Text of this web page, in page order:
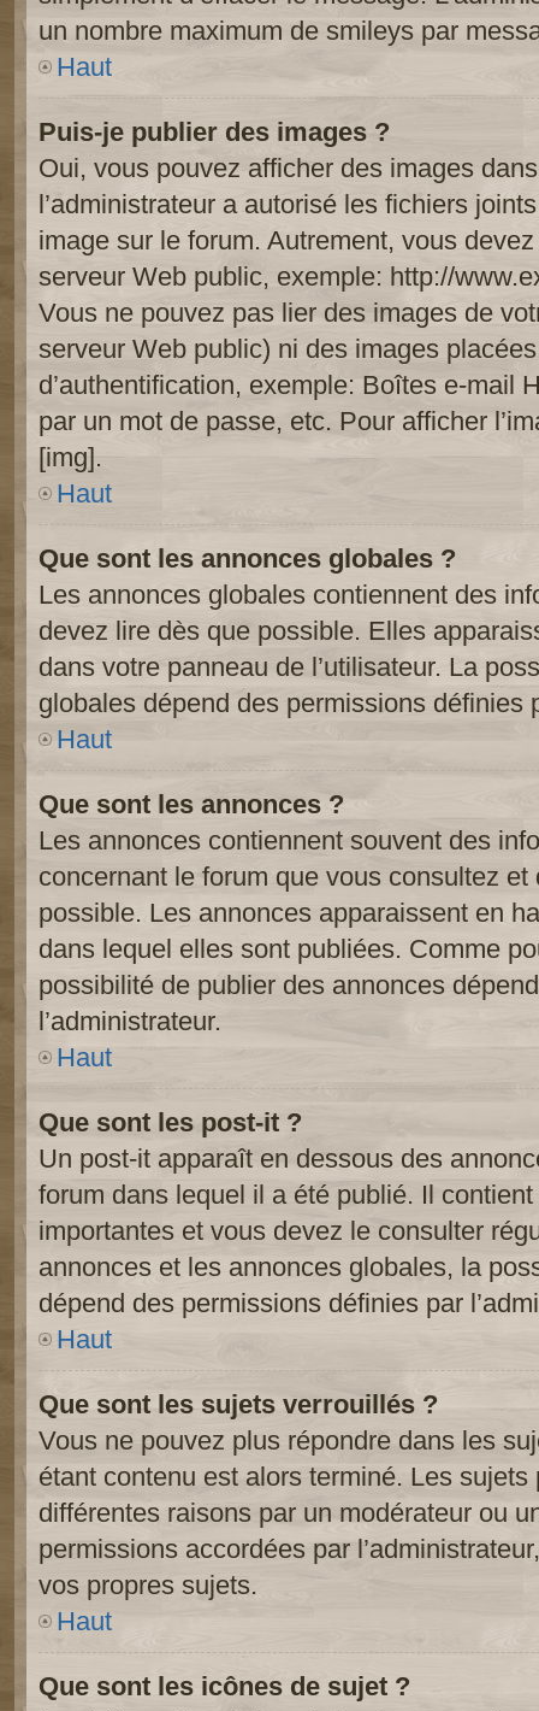
un nombre maximum de smileys par
Haut
Puis-je publier des images ?
Oui, vous pouvez afficher des images
l’administrateur a autorisé les fichiers
image sur le forum. Autrement, vous
serveur Web public, exemple: http://
Vous ne pouvez pas lier des images de
serveur Web public) ni des images
d’authentification, exemple: Boîtes e-mail
par un mot de passe, etc. Pour afficher
[img].
Haut
Que sont les annonces globales ?
Les annonces globales contiennent des
devez lire dès que possible. Elles
dans votre panneau de l’utilisateur. La
globales dépend des permissions définies
Haut
Que sont les annonces ?
Les annonces contiennent souvent des
concernant le forum que vous consultez
possible. Les annonces apparaissent en
dans lequel elles sont publiées. Comme
possibilité de publier des annonces
l’administrateur.
Haut
Que sont les post-it ?
Un post-it apparaît en dessous des
forum dans lequel il a été publié. Il
importantes et vous devez le consulter
annonces et les annonces globales, la
dépend des permissions définies par
Haut
Que sont les sujets verrouillés ?
Vous ne pouvez plus répondre dans les
étant contenu est alors terminé. Les
différentes raisons par un modérateur ou
permissions accordées par
vos propres sujets.
Haut
Que sont les icônes de sujet ?